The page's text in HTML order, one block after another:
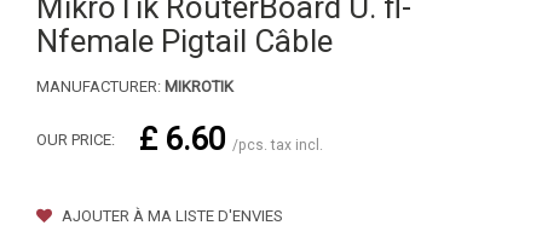
MikroTik RouterBoard U. fl-
Nfemale Pigtail Câble
MANUFACTURER: MIKROTIK
OUR PRICE: £ 6.60 /pcs. tax incl.
AJOUTER À MA LISTE D'ENVIES